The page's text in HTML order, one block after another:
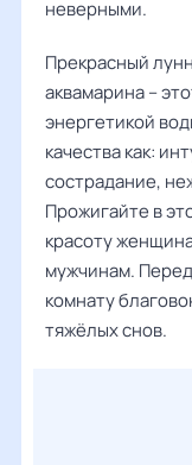
неверными.
Прекрасный
аквамарина –
энергетикой
качества как:
сострадание,
Прожигайте в
красоту
мужчинам.
комнату
тяжёлых снов.